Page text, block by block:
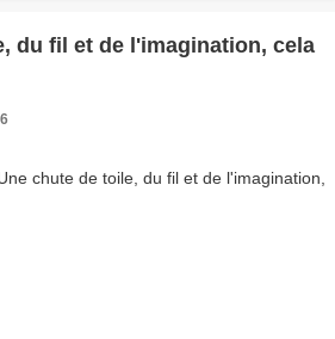
du fil et de l'imagination, cela